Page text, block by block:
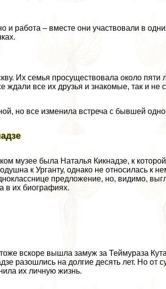
и работа – вместе они участвовали в
Их семья просуществовала около пяти
все их друзья и знакомые, так и не
но все изменила встреча с бывшей
музее была Наталья Кикнадзе, к
к Урганту, однако не относилась к
предложение, но, видимо,
в их биографиях.
вскоре вышла замуж за Теймураза
разошлись на долгие десять лет. Но от
их личную жизнь.